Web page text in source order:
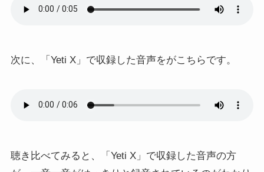
次に、「Yeti X」で収録した音声をがこちらです。
聴き比べてみると、「Yeti X」で収録した音声の方